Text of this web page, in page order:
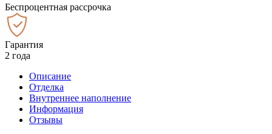
Беспроцентная рассрочка
Гарантия
2 года
Описание
Отделка
Внутреннее наполнение
Информация
Отзывы